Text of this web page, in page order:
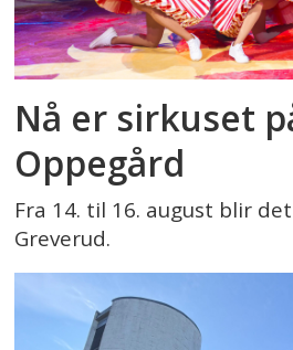
Nå er sirkuset
Oppegård
Fra 14. til 16. august blir
Greverud.